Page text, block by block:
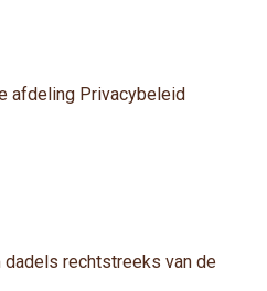
afdeling Privacybeleid
rechtstreeks van de